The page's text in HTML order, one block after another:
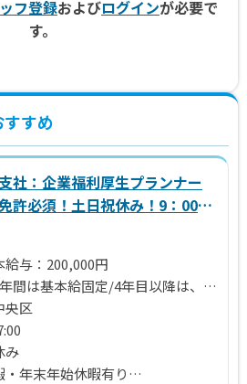
フ登録およびログインが必要で
す。
すめ
社：企業福利厚生プランナー
許必須！土日祝休み！9：00～
迎・研修充実
給与：200,000円
間は基本給固定/4年目以降は、3
実績に応じて給与形態が決まる
ティブあり
回あり（6月、12月）
度あり
央区
み
・年末年始休暇有り